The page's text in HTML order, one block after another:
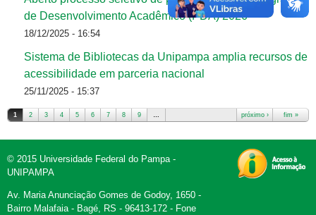
de Desenvolvimento Acadêmico (PDA) 2026
18/12/2025 - 16:54
Sistema de Bibliotecas da Unipampa amplia recursos de
acessibilidade em parceria nacional
25/11/2025 - 15:37
1 2 3 4 5 6 7 8 9 … próximo › fim »
© 2015 Universidade Federal do Pampa -
UNIPAMPA
Av. Maria Anunciação Gomes de Godoy, 1650 -
Bairro Malafaia - Bagé, RS - 96413-172 - Fone